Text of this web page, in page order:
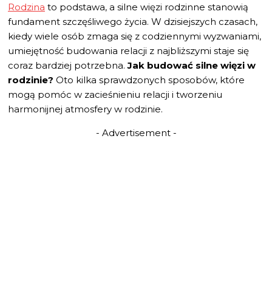
Rodzina to podstawa, a silne więzi rodzinne stanowią
fundament szczęśliwego życia. W dzisiejszych czasach,
kiedy wiele osób zmaga się z codziennymi wyzwaniami,
umiejętność budowania relacji z najbliższymi staje się
coraz bardziej potrzebna.Jak budować silne więzi w
rodzinie? Oto kilka sprawdzonych sposobów, które
mogą pomóc w zacieśnieniu relacji i tworzeniu
harmonijnej atmosfery w rodzinie.
- Advertisement -